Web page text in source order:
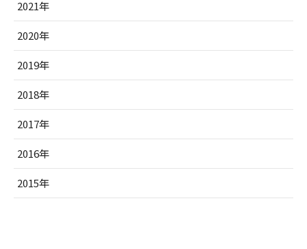
2021年
2020年
2019年
2018年
2017年
2016年
2015年